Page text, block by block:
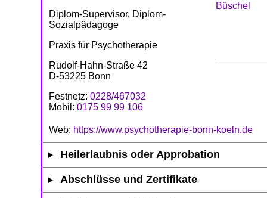
Diplom-Supervisor, Diplom-
Sozialpädagoge
Praxis für Psychotherapie
Rudolf-Hahn-Straße 42
D-53225 Bonn
Festnetz: 0228/467032
Mobil: 0175 99 99 106
Web: https://www.psychotherapie-bonn-koeln.de
Heilerlaubnis oder Approbation
Abschlüsse und Zertifikate